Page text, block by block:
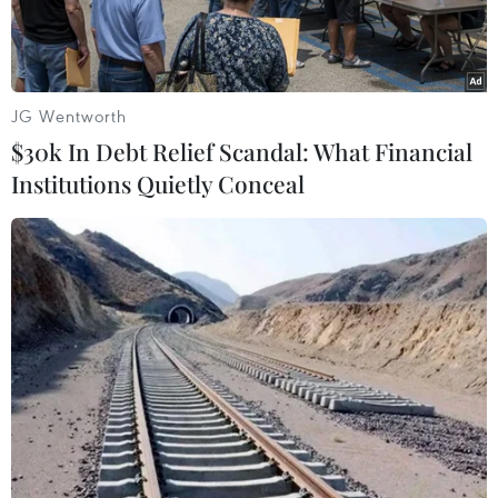
số, xã hội số, ứng dụng công nghệ chiến lược.
Ủy viên Trung ương Đảng, Bí thư Thành ủy Hải Phòng Lê Ngọc
Châu phát biểu tại Hội nghị sơ kết 1 năm vận hành mô hình tổ
chức tổng thể của hệ thống chính trị, chính quyền địa phương 2
cấp. (Ảnh: Mạnh Tú/TTXVN)
JG Wentworth
$30k In Debt Relief Scandal: What Financial
Institutions Quietly Conceal